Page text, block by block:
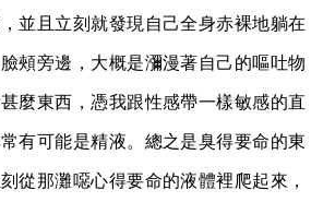
並且立刻就發現自己全身赤裸地躺在
頰旁邊，大概是瀰漫著自己的嘔吐物
麼東西，憑我跟性感帶一樣敏感的直
有可能是精液。總之是臭得要命的東
從那灘噁心得要命的液體裡爬起來，